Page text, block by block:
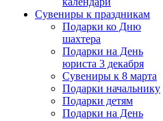
Сувениры к праздникам
Подарки ко Дню
шахтера
Подарки на День
юриста 3 декабря
Сувениры к 8 марта
Подарки начальнику
Подарки детям
Подарки на День